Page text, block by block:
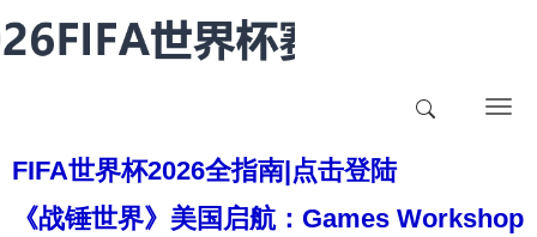
T
l
FIFA世界杯2026全指南|点击登陆
《战锤世界》美国启航：Games Workshop